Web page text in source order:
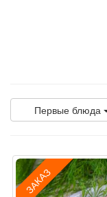
Первые блюда
ЗАКАЗ